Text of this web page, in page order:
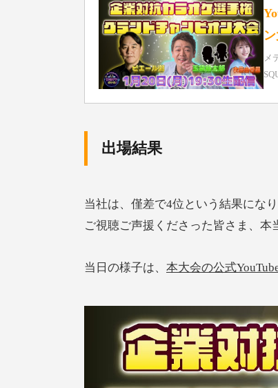
メ
出場結果
当社は、僅差で4位という結果にな
ご視聴ご声援くださった皆さま、本
当日の様子は、 本大会の公式